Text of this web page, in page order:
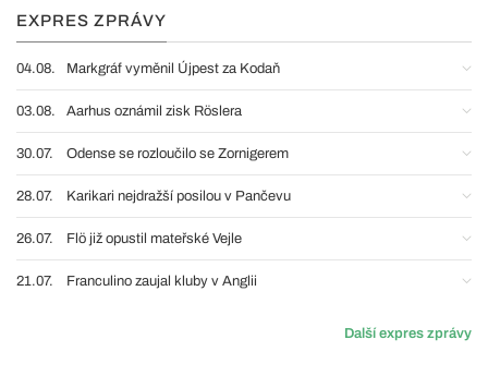
EXPRES ZPRÁVY
04.08. Markgráf vyměnil Újpest za Kodaň
03.08. Aarhus oznámil zisk Röslera
30.07. Odense se rozloučilo se Zornigerem
28.07. Karikari nejdražší posilou v Pančevu
26.07. Flö již opustil mateřské Vejle
21.07. Franculino zaujal kluby v Anglii
Další expres zprávy